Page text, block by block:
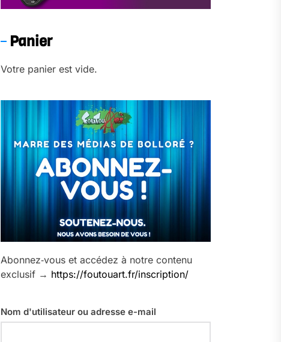
Panier
Votre panier est vide.
Abonnez‑vous et accédez à notre contenu
exclusif → https://foutouart.fr/inscription/
Nom d'utilisateur ou adresse e-mail